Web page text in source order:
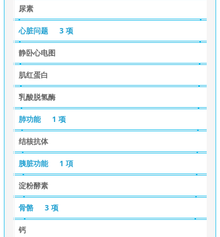
尿素
心脏问题 3 项
静卧心电图
肌红蛋白
乳酸脱氢酶
肺功能 1 项
结核抗体
胰脏功能 1 項
淀粉酵素
骨骼 3 项
钙